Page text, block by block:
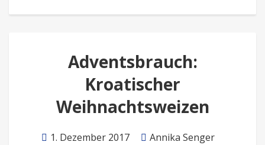
Adventsbrauch:
Kroatischer
Weihnachtsweizen
1. Dezember 2017
Annika Senger